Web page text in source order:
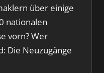
über einige
nationalen
vorn? Wer
Die Neuzugänge